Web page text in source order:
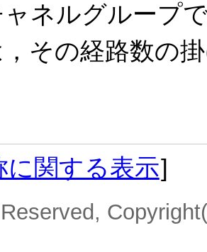
ネルグループ
その経路数の
に関する表示]